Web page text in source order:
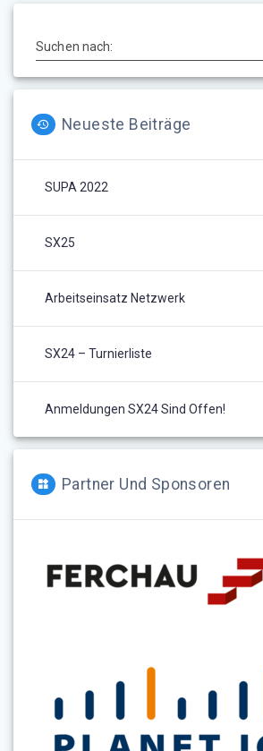
Suchen nach:
Neueste Beiträge
SUPA 2022
SX25
Arbeitseinsatz Netzwerk
SX24 – Turnierliste
Anmeldungen SX24 Sind Offen!
Partner Und Sponsoren